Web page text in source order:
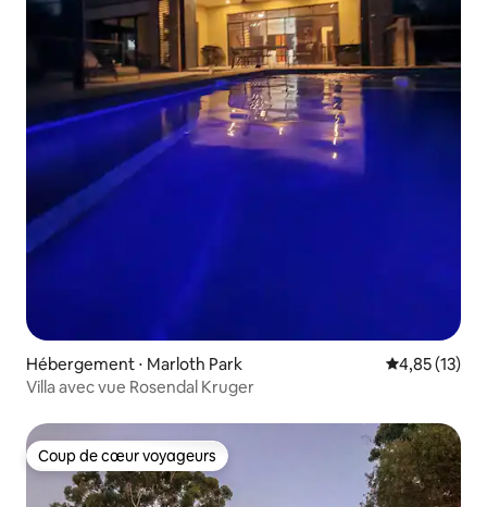
Hébergement ⋅ Marloth Park Évaluation
4,85 (13)
Villa avec vue Rosendal Kruger
Coup de cœur voyageurs
Coup de cœur voyageurs